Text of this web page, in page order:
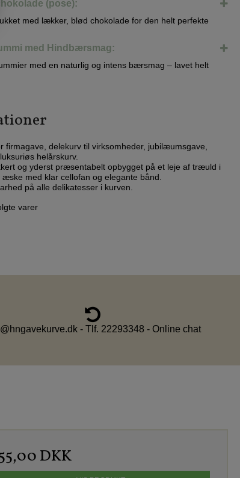
(pose):
med lækker, blød chokolade for den helt perfekte
med Hindbærsmag:
med en naturlig og intens bærsmag – lavet helt
firmagave, delekurv til virksomheder, jubilæumsgave,
helårskurv.
og yderst præsentabelt opbygget på et leje af træuld i
med klar cellofan og elegante bånd.
på alle delikatesser i kurven.
varer
- Tlf. 22293348 - Online chat
DKK